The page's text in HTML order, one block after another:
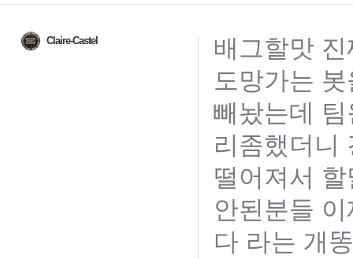
Claire-Castel
배그할맛
도망가는
빼놨는데
리좀했더니
떨어져서
안된분들
다 라는 개